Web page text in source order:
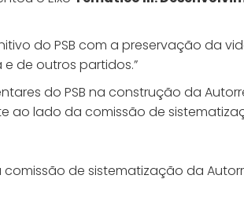
do PSB com a preservação da
de outros partidos.”
do PSB na construção da
ao lado da comissão de
comissão de sistematização da